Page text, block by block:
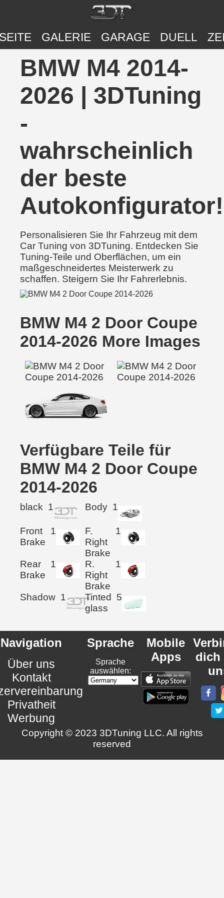
GALERIE GARAGE DUELL
BMW M4 2014-
2026 | 3DTuning
-
wahrscheinlich
der beste
Autokonfigurator!
Personalisieren Sie Ihr Fahrzeug mit dem
Car Tuning von 3DTuning. Entdecken Sie
Tuning-Teile und Oberflächen, um ein
maßgeschneidertes Meisterwerk zu
schaffen. Steigern Sie Ihr Fahrerlebnis.
BMW M4 2 Door Coupe
2014-2026 More Images
Verfügbare Teile für
BMW M4 2 Door Coupe
2014-2026
black 1 Body 1
Front
Brake
1
F.
Right
Brake
1
Rear
Brake
1
R.
Right
Brake
1
Shadow 1
Tinted
glass
5
Navigation
Über uns
Kontakt
Privatheit
Werbung
Sprache
Sprache
auswählen:
Mobile
Apps
dich
Copyright © 2023 3DTuning LLC. All rights
reserved